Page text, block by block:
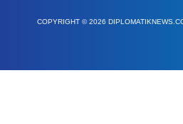
COPYRIGHT © 2026